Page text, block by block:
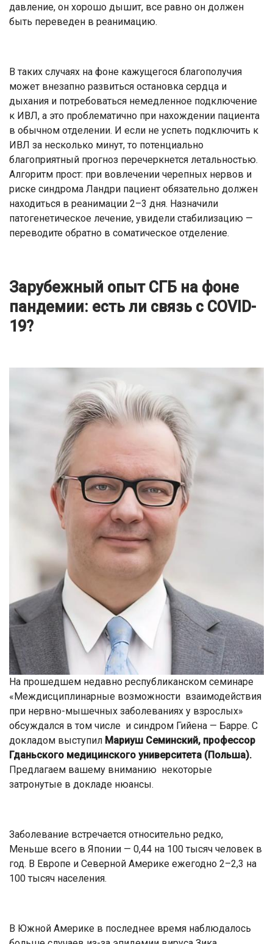
давление, он хорошо дышит, все равно он должен
быть переведен в реанимацию.
В таких случаях на фоне кажущегося благополучия
может внезапно развиться остановка сердца и
дыхания и потребоваться немедленное подключение
к ИВЛ, а это проблематично при нахождении пациента
в обычном отделении. И если не успеть подключить к
ИВЛ за несколько минут, то потенциально
благоприятный прогноз перечеркнется летальностью.
Алгоритм прост: при вовлечении черепных нервов и
риске синдрома Ландри пациент обязательно должен
находиться в реанимации 2–3 дня. Назначили
патогенетическое лечение, увидели стабилизацию —
переводите обратно в соматическое отделение.
Зарубежный опыт СГБ на фоне
пандемии: есть ли связь с COVID-
19?
На прошедшем недавно республиканском семинаре
«Междисциплинарные возможности взаимодействия
при нервно-мышечных заболеваниях у взрослых»
обсуждался в том числе и синдром Гийена — Барре. С
докладом выступил Мариуш Семинский, профессор
Гданьского медицинского университета (Польша).
Предлагаем вашему вниманию некоторые
затронутые в докладе нюансы.
Заболевание встречается относительно редко,
Меньше всего в Японии — 0,44 на 100 тысяч человек в
год. В Европе и Северной Америке ежегодно 2–2,3 на
100 тысяч населения.
В Южной Америке в последнее время наблюдалось